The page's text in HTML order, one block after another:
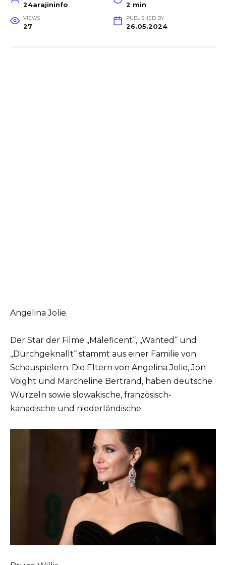
24arajininfo 2 min
VIEWS
27
PUBLISHED BY
26.05.2024
Angelina Jolie.
Der Star der Filme „Maleficent“, „Wanted“ und
„Durchgeknallt“ stammt aus einer Familie von
Schauspielern. Die Eltern von Angelina Jolie, Jon
Voight und Marcheline Bertrand, haben deutsche
Wurzeln sowie slowakische, französisch-
kanadische und niederländische